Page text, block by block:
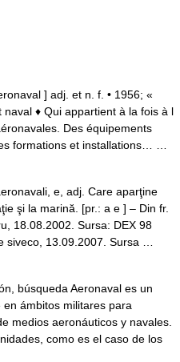
] adj. et n. f. • 1956; «
♦ Qui appartient à la fois à l
Des équipements
formations et installations… …
e, adj. Care aparţine
şi la marină. [pr.: a e ] – Din fr.
18.08.2002. Sursa: DEX 98
siveco, 13.09.2007. Sursa …
búsqueda Aeronaval es un
ámbitos militares para
medios aeronáuticos y navales.
como es el caso de los